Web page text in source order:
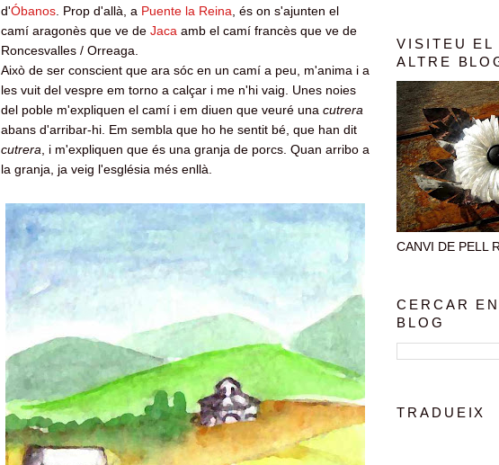
d'Óbanos . Prop d'allà, a Puente la Reina , és on s'ajunten el
camí aragonès que ve de Jaca amb el camí francès que ve de
Roncesvalles / Orreaga.
Això de ser conscient que ara sóc en un camí a peu, m'anima i a
les vuit del vespre em torno a calçar i me n'hi vaig. Unes noies
del poble m'expliquen el camí i em diuen que veuré una cutrera
abans d'arribar-hi. Em sembla que ho he sentit bé, que han dit
cutrera , i m'expliquen que és una granja de porcs. Quan arribo a
la granja, ja veig l'església més enllà.
VISITEU EL
ALTRE
CANVI DE PELL
CERCAR
BLOG
TRADUEIX